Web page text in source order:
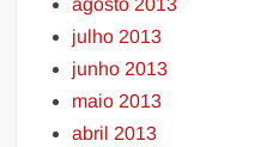
agosto 2013
julho 2013
junho 2013
maio 2013
abril 2013